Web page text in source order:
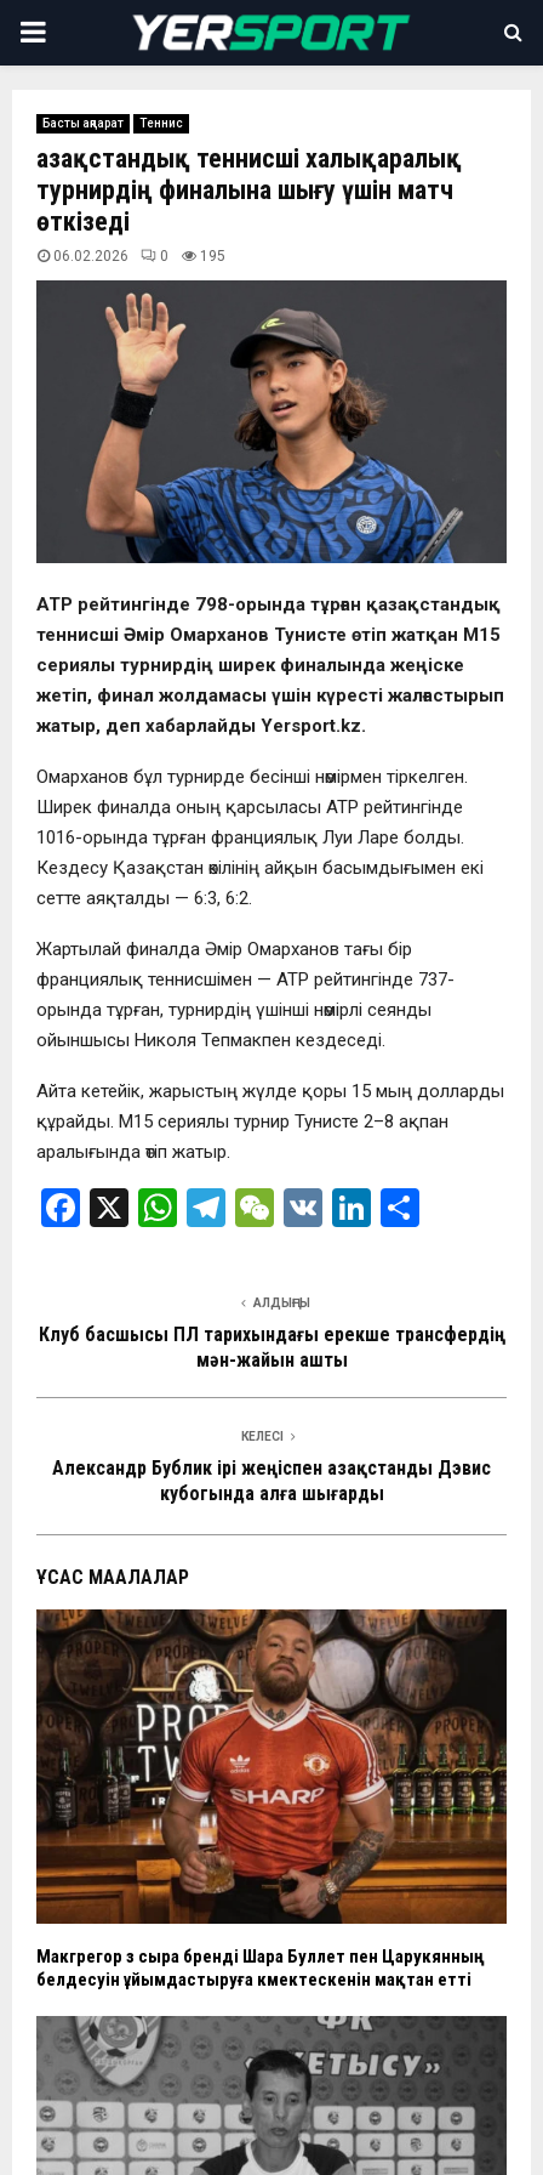
PRIMARY
Басты ақпарат Теннис
Қазақстандық теннисші халықаралық
турнирдің финалына шығу үшін матч
өткізеді
06.02.2026 0 195
ATP рейтингінде 798-орында тұрған қазақстандық
теннисші Әмір Омарханов Тунисте өтіп жатқан M15
сериялы турнирдің ширек финалында жеңіске
жетіп, финал жолдамасы үшін күресті жалғастырып
жатыр, деп хабарлайды Yersport.kz.
Омарханов бұл турнирде бесінші нөмірмен тіркелген.
Ширек финалда оның қарсыласы ATP рейтингінде
1016-орында тұрған франциялық Луи Ларе болды.
Кездесу Қазақстан өкілінің айқын басымдығымен екі
сетте аяқталды — 6:3, 6:2.
Жартылай финалда Әмір Омарханов тағы бір
франциялық теннисшімен — ATP рейтингінде 737-
орында тұрған, турнирдің үшінші нөмірлі сеянды
ойыншысы Николя Тепмакпен кездеседі.
Айта кетейік, жарыстың жүлде қоры 15 мың долларды
құрайды. M15 сериялы турнир Тунисте 2–8 ақпан
аралығында өтіп жатыр.
F
b
o
X
W
s
A
p
T
gr
a
m
W
C
h
at
V
Li
dI р
в
ть
АЛДЫҢҒЫ
Клуб басшысы ҚПЛ тарихындағы ерекше трансфердің
мән-жайын ашты
КЕЛЕСІ
Александр Бублик ірі жеңіспен Қазақстанды Дэвис
кубогында алға шығарды
ҰҚСАС МАҚАЛАЛАР
Макгрегор өз сыра бренді Шара Буллет пен Царукянның
белдесуін ұйымдастыруға көмектескенін мақтан етті